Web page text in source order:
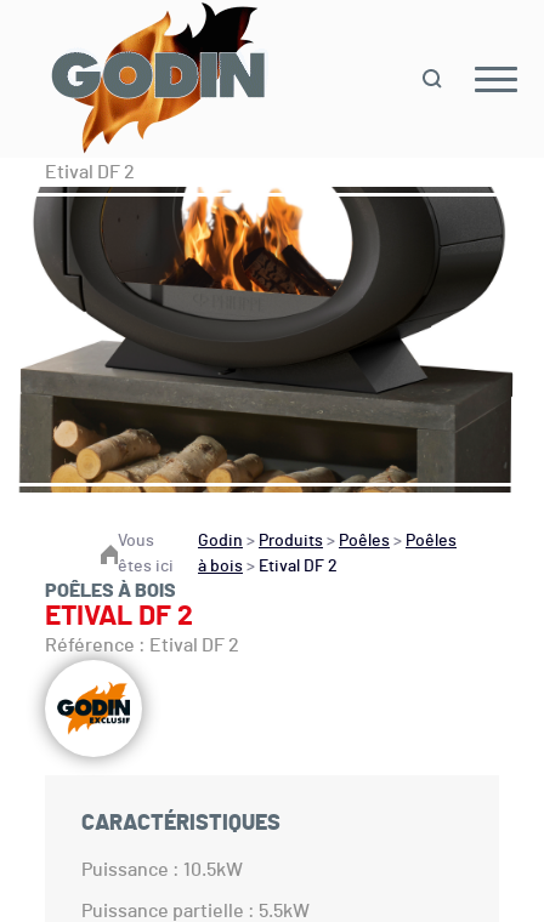
Etival DF 2
Vous
êtes ici
Godin > Produits> Poêles> Poêles
à bois> Etival DF 2
POÊLES À BOIS
ETIVAL DF 2
Référence : Etival DF 2
CARACTÉRISTIQUES
Puissance : 10.5kW
Puissance partielle : 5.5kW